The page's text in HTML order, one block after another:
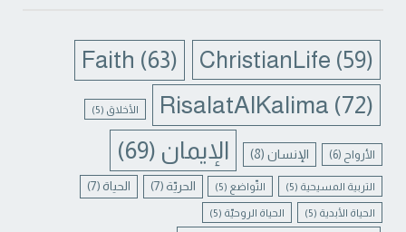
ChristianLife (59)
Faith (63)
RisalatAlKalima (72) الأخلاق (5)
الأرواح (6) الإنسان(8) الإيمان (69)
التربية المسيحية (5) التّواضع (5) الحريّة (7) الحياة (7)
الحياة الأبدية (5) الحياة الروحيّة (5)